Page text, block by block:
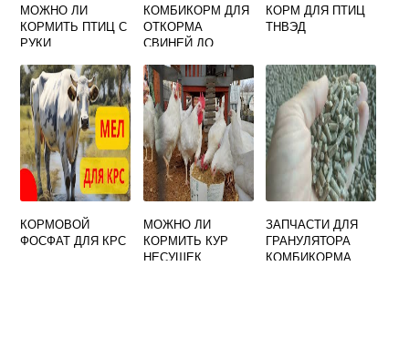
МОЖНО ЛИ
КОРМИТЬ ПТИЦ С
РУКИ
КОМБИКОРМ ДЛЯ
ОТКОРМА
СВИНЕЙ ДО
КОНДИЦИЙ
КОРМ ДЛЯ ПТИЦ
ТНВЭД
КОРМОВОЙ
ФОСФАТ ДЛЯ КРС
МОЖНО ЛИ
КОРМИТЬ КУР
НЕСУШЕК
ЗАПЧАСТИ ДЛЯ
ГРАНУЛЯТОРА
КОМБИКОРМА